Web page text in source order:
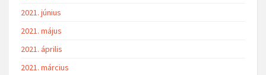
2021. június
2021. május
2021. április
2021. március